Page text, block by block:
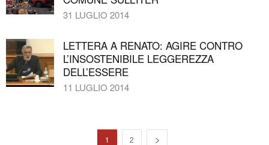
31 LUGLIO 2014
LETTERA A RENATO: AGIRE CONTRO
L’INSOSTENIBILE LEGGEREZZA
DELL’ESSERE
11 LUGLIO 2014
1 2